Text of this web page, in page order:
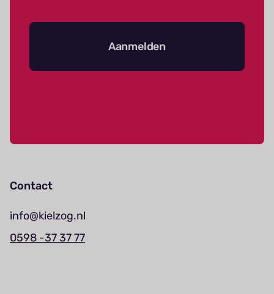
Aanmelden
Contact
info@kielzog.nl
0598 -37 37 77